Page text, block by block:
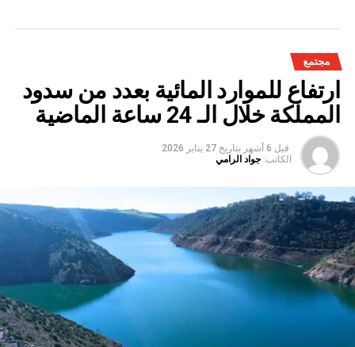
مجتمع
ارتفاع للموارد المائية بعدد من سدود
المملكة خلال الـ 24 ساعة الماضية
قبل 6 أشهر بتاريخ 27 يناير 2026
الكاتب: جواد الرامي